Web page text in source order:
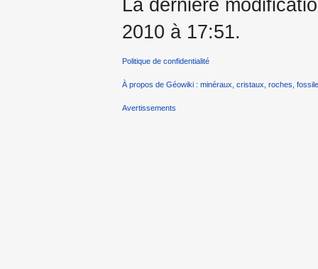
2010 à 17:51.
Politique de confidentialité
À propos de Géowiki : minéraux, cristaux, roches,
Avertissements